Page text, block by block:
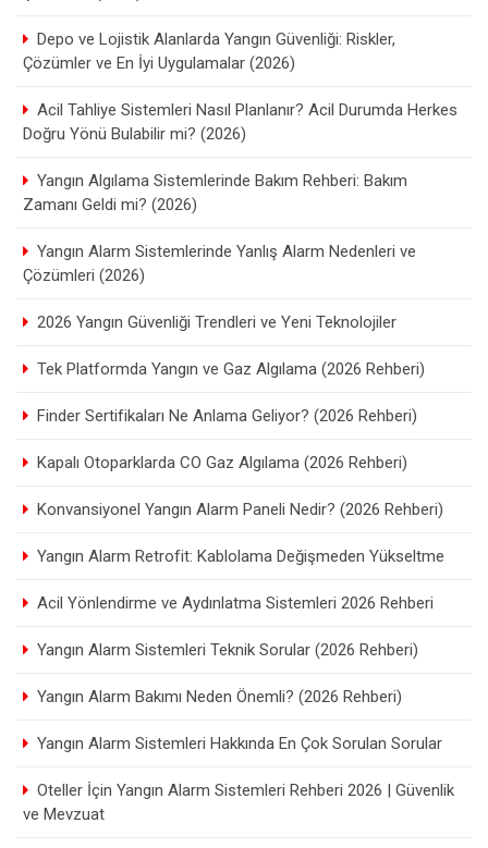
Depo ve Lojistik Alanlarda Yangın Güvenliği: Riskler,
Çözümler ve En İyi Uygulamalar (2026)
Acil Tahliye Sistemleri Nasıl Planlanır? Acil Durumda Herkes
Doğru Yönü Bulabilir mi? (2026)
Yangın Algılama Sistemlerinde Bakım Rehberi: Bakım
Zamanı Geldi mi? (2026)
Yangın Alarm Sistemlerinde Yanlış Alarm Nedenleri ve
Çözümleri (2026)
2026 Yangın Güvenliği Trendleri ve Yeni Teknolojiler
Tek Platformda Yangın ve Gaz Algılama (2026 Rehberi)
Finder Sertifikaları Ne Anlama Geliyor? (2026 Rehberi)
Kapalı Otoparklarda CO Gaz Algılama (2026 Rehberi)
Konvansiyonel Yangın Alarm Paneli Nedir? (2026 Rehberi)
Yangın Alarm Retrofit: Kablolama Değişmeden Yükseltme
Acil Yönlendirme ve Aydınlatma Sistemleri 2026 Rehberi
Yangın Alarm Sistemleri Teknik Sorular (2026 Rehberi)
Yangın Alarm Bakımı Neden Önemli? (2026 Rehberi)
Yangın Alarm Sistemleri Hakkında En Çok Sorulan Sorular
Oteller İçin Yangın Alarm Sistemleri Rehberi 2026 | Güvenlik
ve Mevzuat